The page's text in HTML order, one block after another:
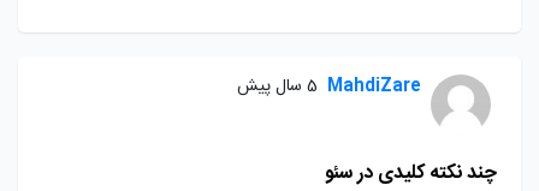
MahdiZare 5 سال پیش
چند نکته کلیدی در سئو